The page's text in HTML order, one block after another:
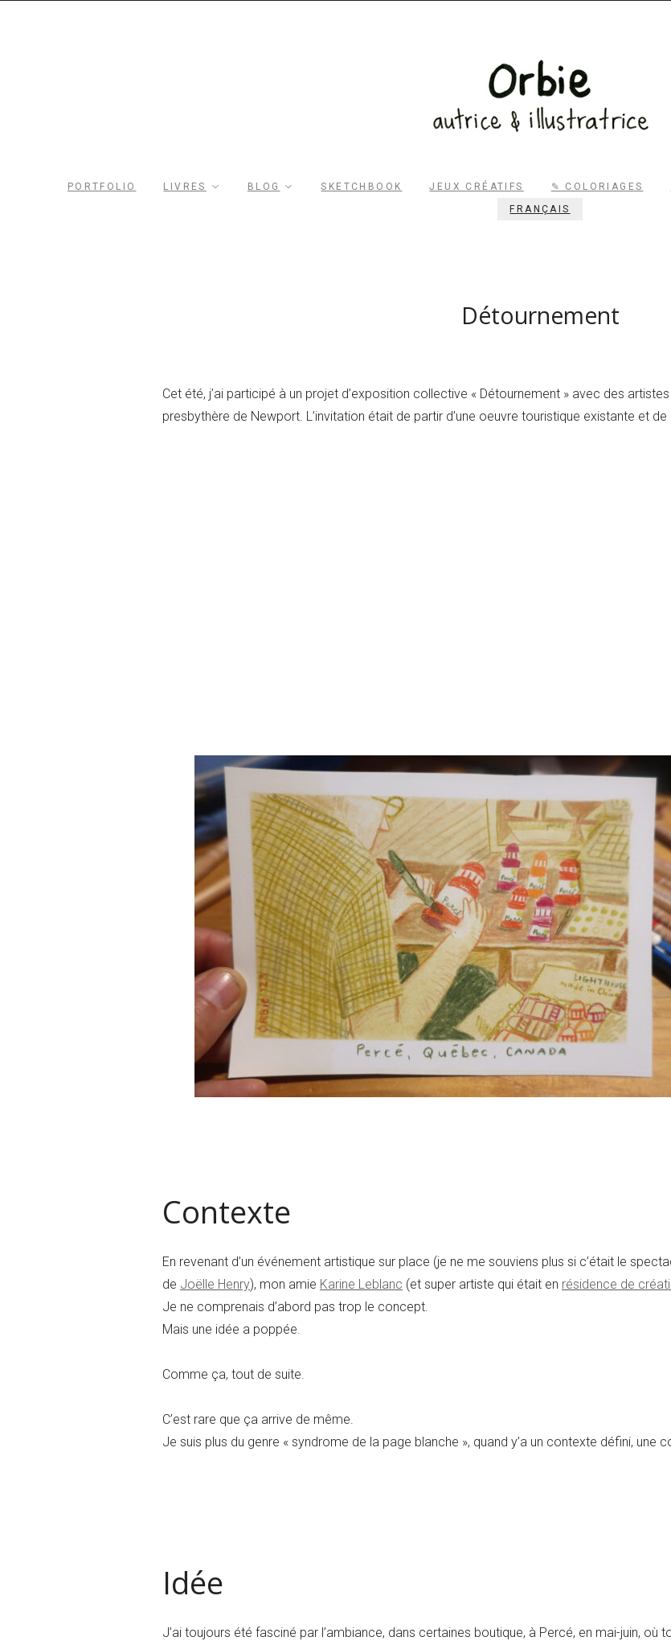
PORTFOLIO LIVRES BLOG SKETCHBOOK JEUX CRÉATIFS ✎ COLORIAGES
FRANÇAIS
Détournement
Cet été, j’ai participé à un projet d’exposition collective « Détournement » avec des
presbythère de Newport. L’invitation était de partir d’une oeuvre touristique existante et
Contexte
En revenant d’un événement artistique sur place (je ne me souviens plus si c’était le
de Joëlle Henry), mon amie Karine Leblanc (et super artiste qui était en résidence de
Je ne comprenais d’abord pas trop le concept.
Mais une idée a poppée.
Comme ça, tout de suite.
C’est rare que ça arrive de même.
Je suis plus du genre « syndrome de la page blanche », quand y’a un contexte défini, une
Idée
J’ai toujours été fasciné par l’ambiance, dans certaines boutique, à Percé, en mai-juin,